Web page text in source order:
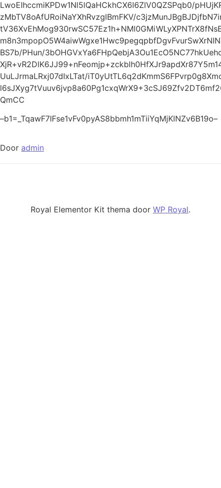
LwoEIhccmiKPDw1Nl5lQaHCkhCX6l6ZlV0QZSPqb0/
zMbTV8oAfURoiNaYXhRvzglBmFKV/
BS7b/PHun/
UuLJrmaLRxj07dIxLTat/
QmCC
–b1=_TqawF7IFse1vFv0pyAS8bbmh1mTiiYqMjKlNZv6B19o–
Door admin
Royal Elementor Kit thema door WP Royal.